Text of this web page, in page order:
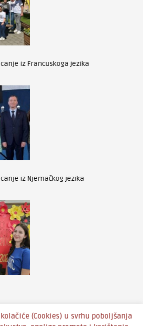
iz Francuskoga jezika
iz Njemačkog jezika
(Cookies) u svrhu poboljšanja